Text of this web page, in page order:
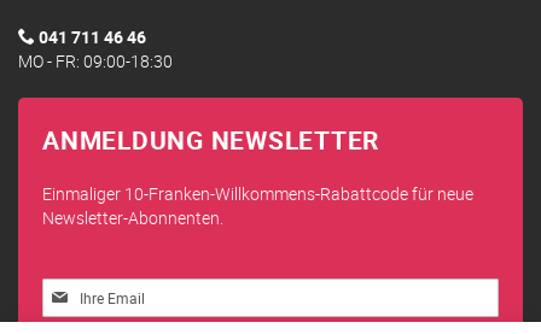
041 711 46 46
MO - FR: 09:00-18:30
ANMELDUNG NEWSLETTER
Einmaliger 10-Franken-Willkommens-Rabattcode für neue
Newsletter-Abonnenten.
Melden
Sie